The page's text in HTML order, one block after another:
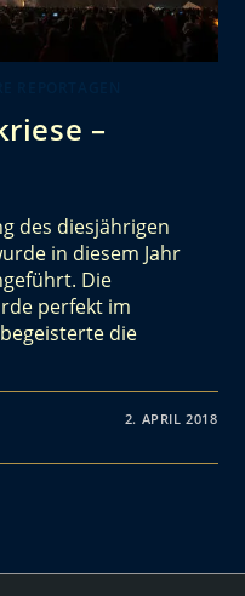
–
des diesjährigen
in diesem Jahr
Die
perfekt im
die
2. APRIL 2018